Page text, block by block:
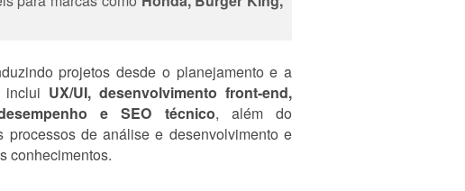
projetos desde o planejamento e a
UX/UI, desenvolvimento front-end,
e SEO técnico, além do
de análise e desenvolvimento e
conhecimentos.